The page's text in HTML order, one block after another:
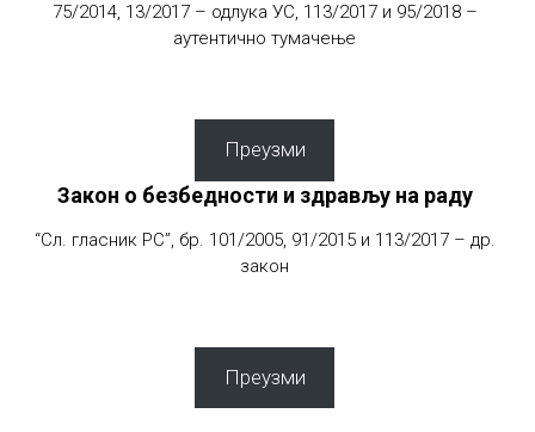
75/2014, 13/2017 – одлука УС, 113/2017 и 95/2018 –
аутентично тумачење
Преузми
Закон о безбедности и здрављу на раду
“Сл. гласник РС”, бр. 101/2005, 91/2015 и 113/2017 – др.
закон
Преузми